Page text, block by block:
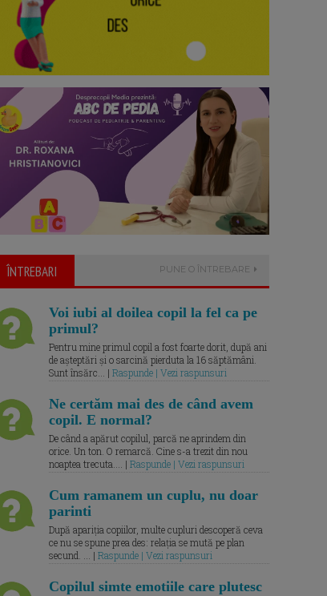
ÎNTREBARI PUNE O ÎNTREBARE
Voi iubi al doilea copil la fel ca pe
primul?
Pentru mine primul copil a fost foarte dorit, după ani
de așteptări și o sarcină pierduta la 16 săptămâni.
Sunt însărc... | Raspunde | Vezi raspunsuri
Ne certăm mai des de când avem
copil. E normal?
De când a apărut copilul, parcă ne aprindem din
orice. Un ton. O remarcă. Cine s-a trezit din nou
noaptea trecuta.... | Raspunde | Vezi raspunsuri
Cum ramanem un cuplu, nu doar
parinti
După apariția copiilor, multe cupluri descoperă ceva
ce nu se spune prea des: relația se mută pe plan
secund. ... | Raspunde | Vezi raspunsuri
Copilul simte emotiile care plutesc